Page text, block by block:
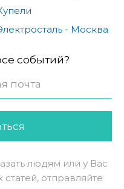
- Москва
событий?
людям или у Вас
отправляйте